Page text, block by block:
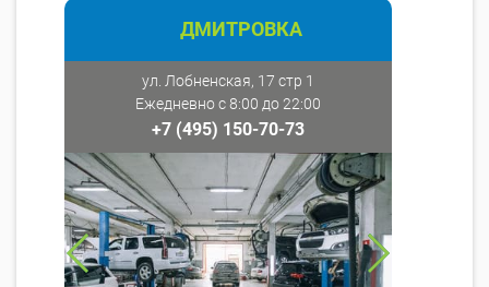
ДМИТРОВКА
ул. Лобненская, 17 стр 1
Ежедневно с 8:00 до 22:00
+7 (495) 150-70-73